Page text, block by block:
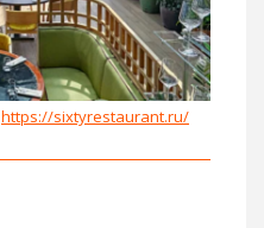
https://sixtyrestaurant.ru/